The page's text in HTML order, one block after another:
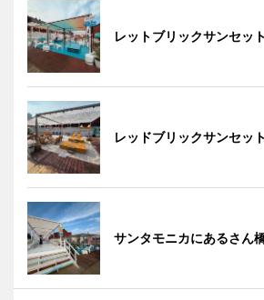
レットブリックサンセ
レッドブリックサンセ
サンタモニカにあるさん